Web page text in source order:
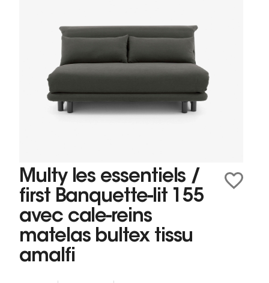
Multy les essentiels /
first Banquette-lit 155
avec cale-reins
matelas bultex tissu
amalfi